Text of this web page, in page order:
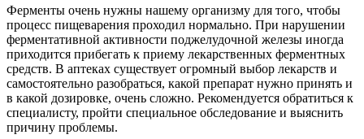
Ферменты очень нужны нашему организму для того, чтобы
процесс пищеварения проходил нормально. При нарушении
ферментативной активности поджелудочной железы иногда
приходится прибегать к приему лекарственных ферментных
средств. В аптеках существует огромный выбор лекарств и
самостоятельно разобраться, какой препарат нужно принять и
в какой дозировке, очень сложно. Рекомендуется обратиться к
специалисту, пройти специальное обследование и выяснить
причину проблемы.